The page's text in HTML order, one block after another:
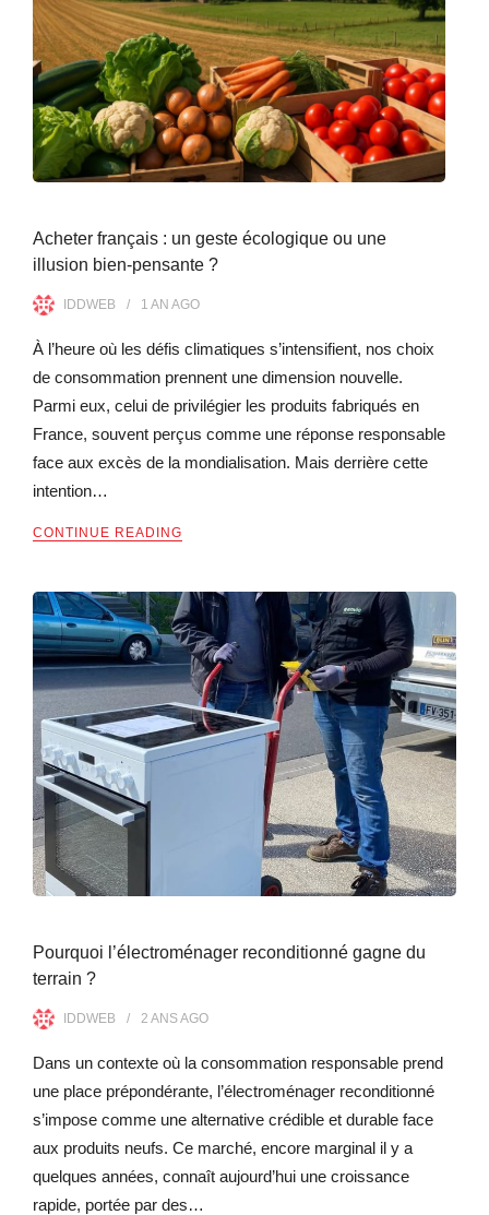
Acheter français : un geste écologique ou une
illusion bien-pensante ?
IDDWEB 1 AN AGO
À l’heure où les défis climatiques s’intensifient, nos choix
de consommation prennent une dimension nouvelle.
Parmi eux, celui de privilégier les produits fabriqués en
France, souvent perçus comme une réponse responsable
face aux excès de la mondialisation. Mais derrière cette
intention…
CONTINUE READING
Pourquoi l’électroménager reconditionné gagne du
terrain ?
IDDWEB 2 ANSAGO
Dans un contexte où la consommation responsable prend
une place prépondérante, l’électroménager reconditionné
s’impose comme une alternative crédible et durable face
aux produits neufs. Ce marché, encore marginal il y a
quelques années, connaît aujourd’hui une croissance
rapide, portée par des…